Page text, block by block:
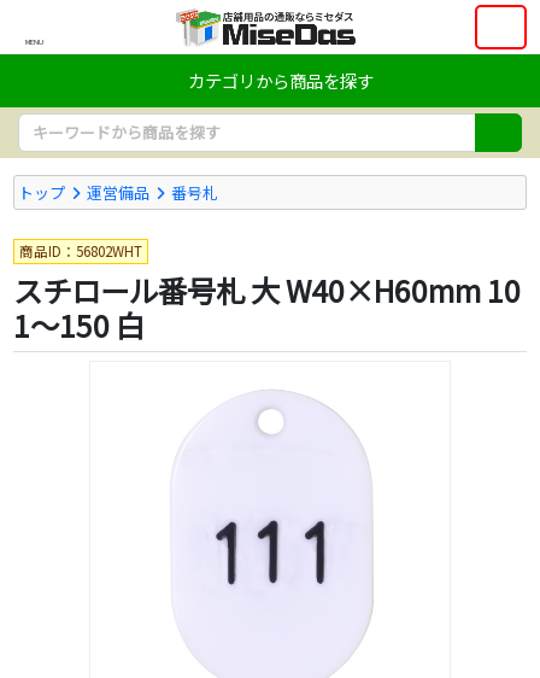
MENU
カテゴリから商品を探す
トップ 運営備品 番号札
商品ID：56802WHT
スチロール番号札 大 W40×H60mm 10
1～150 白